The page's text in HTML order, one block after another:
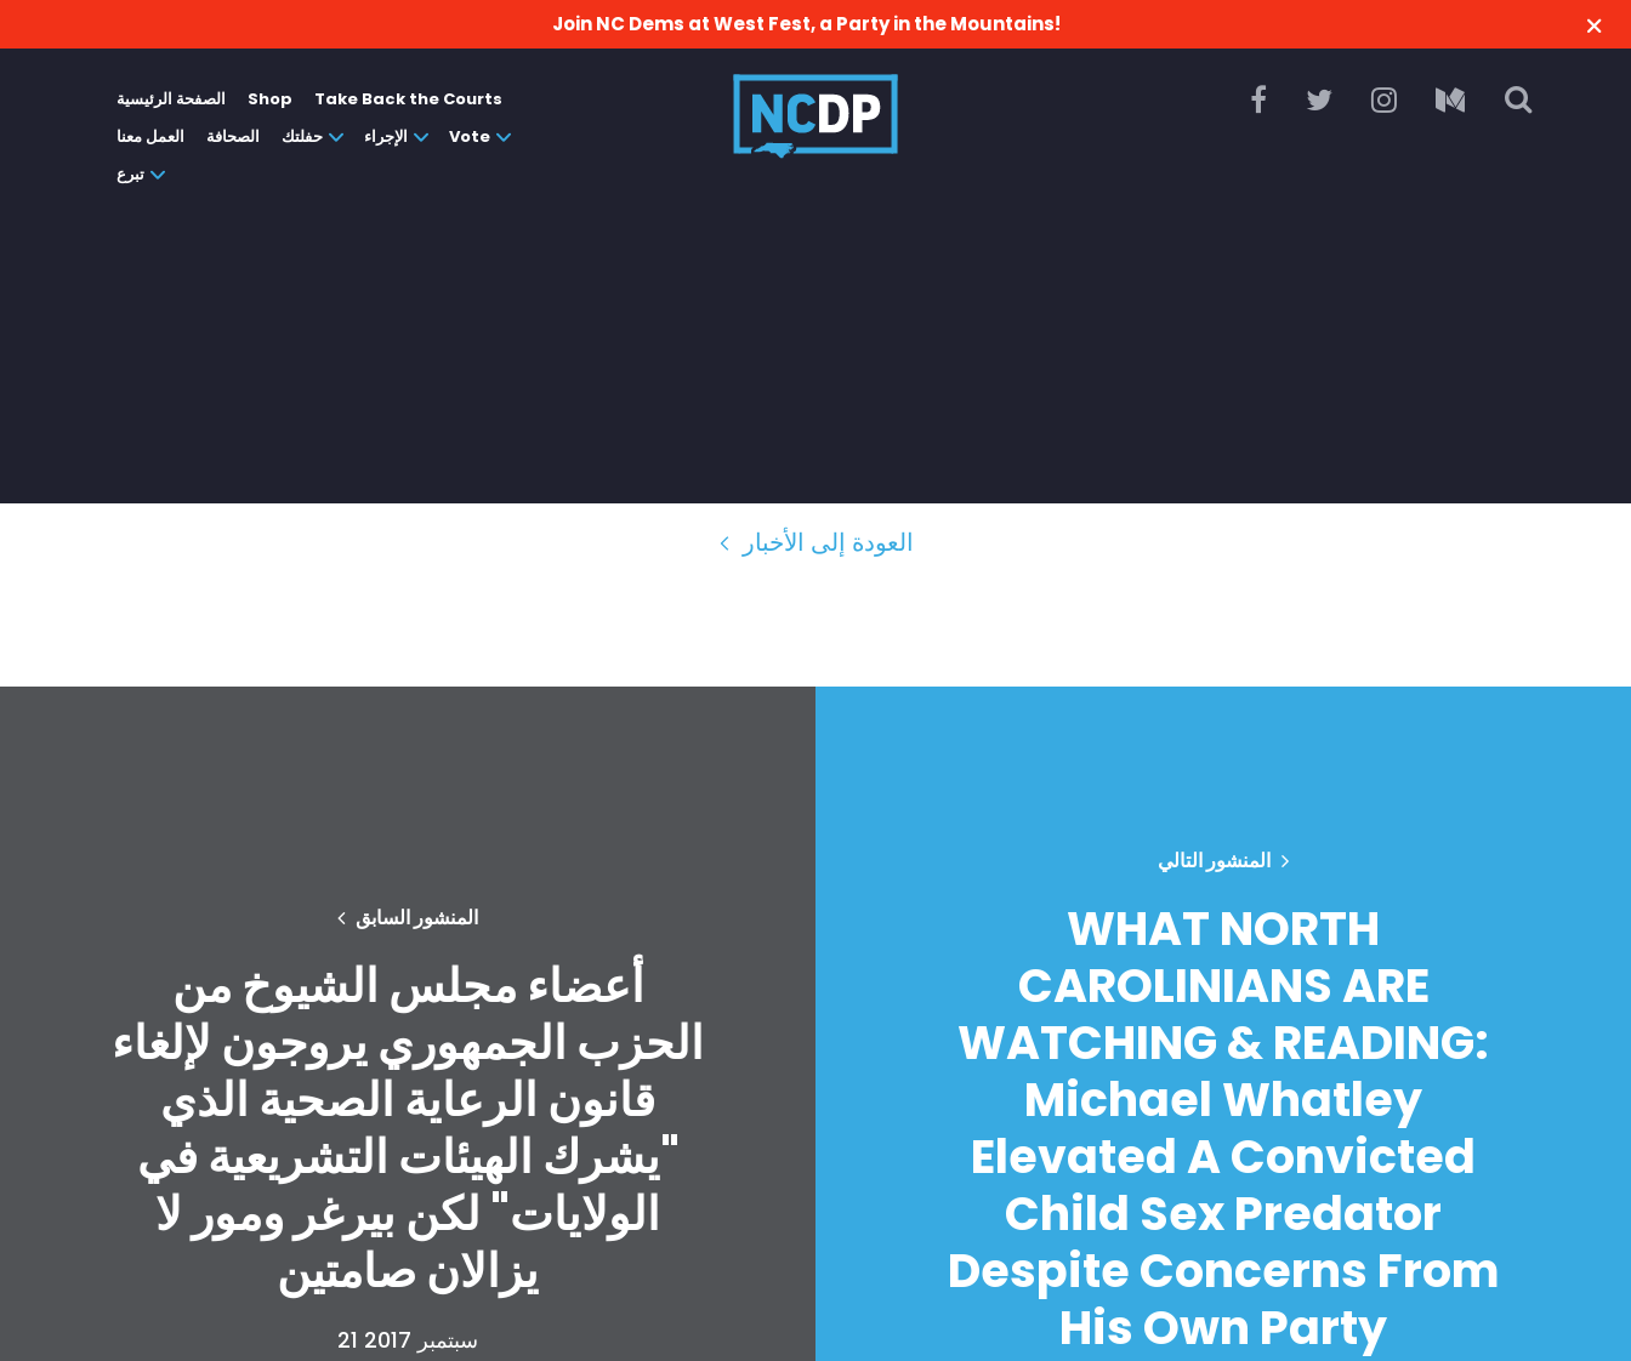
Join NC Dems at West Fest, a Party in the Mountains!
الصفحة الرئيسية Shop
Take Back the Courts
العمل معنا
الصحافة حفلتك الإجراء
Vote
تبرع
العودة إلى الأخبار
المنشور السابق
أعضاء مجلس الشيوخ من
الحزب الجمهوري يروجون لإلغاء
قانون الرعاية الصحية الذي
"يشرك الهيئات التشريعية في
الولايات" لكن بيرغر ومور لا
يزالان صامتين
21 سبتمبر 2017
المنشور التالي
WHAT NORTH
CAROLINIANS ARE
WATCHING & READING:
Michael Whatley
Elevated A Convicted
Child Sex Predator
Despite Concerns From
His Own Party